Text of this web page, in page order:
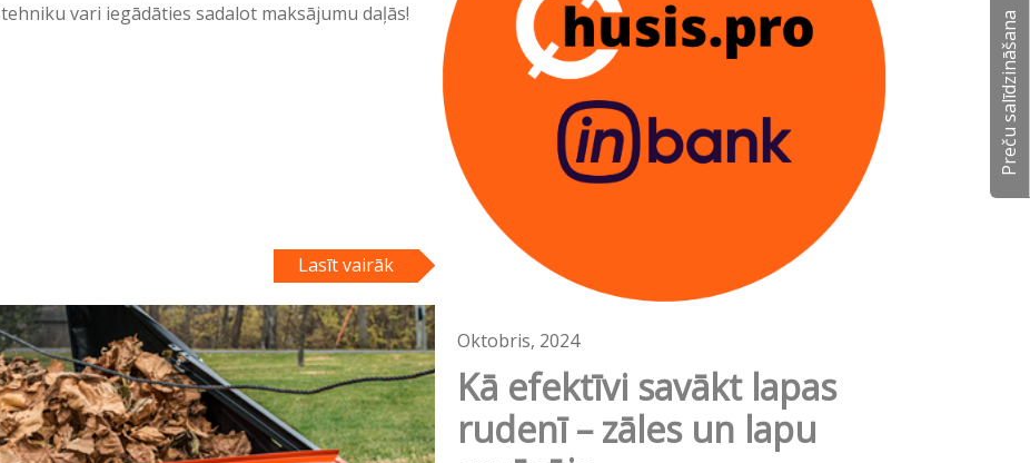
Preču salīdzināšana
tehniku vari iegādāties sadalot maksājumu daļās!
Lasīt vairāk
Oktobris, 2024
Kā efektīvi savākt lapas
rudenī – zāles un lapu